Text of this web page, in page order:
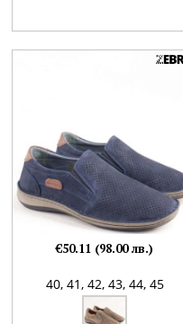
40, 41, 42, 43, 44, 45
€50.11 (98.00 лв.)